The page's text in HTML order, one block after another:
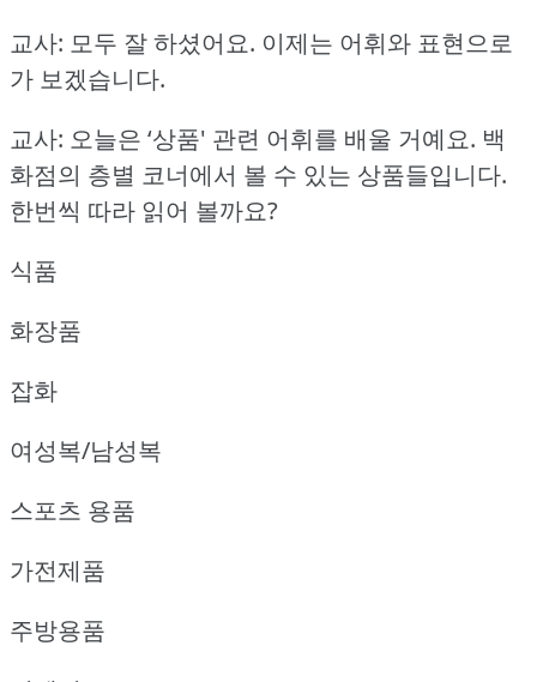
교사: 모두 잘 하셨어요. 이제는 어휘와 표현으로
가 보겠습니다.
교사: 오늘은 ‘상품' 관련 어휘를 배울 거예요. 백
화점의 층별 코너에서 볼 수 있는 상품들입니다.
한번씩 따라 읽어 볼까요?
식품
화장품
잡화
여성복/남성복
스포츠 용품
가전제품
주방용품